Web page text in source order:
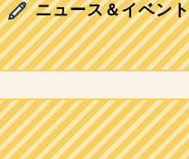
ニュース＆イベント